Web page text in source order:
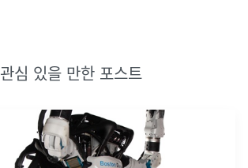
관심 있을 만한 포스트